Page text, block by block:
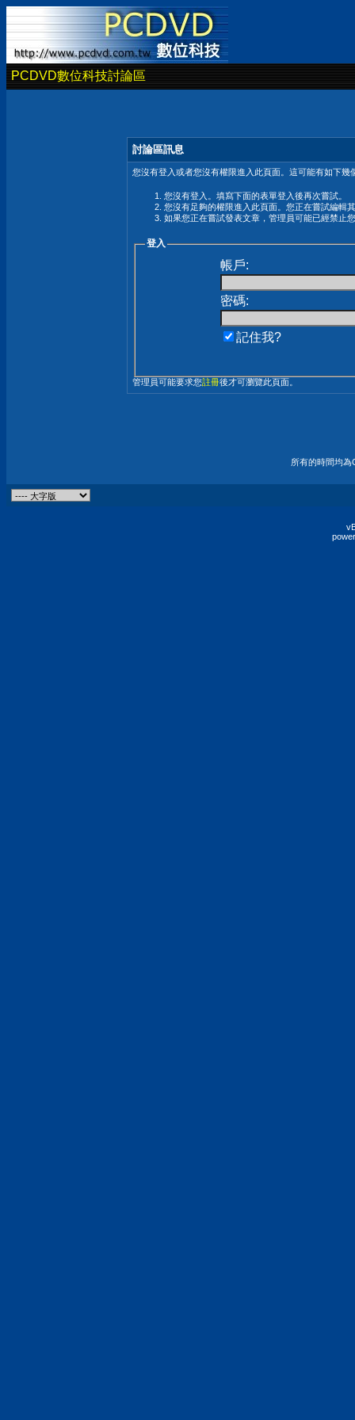
PCDVD數位科技討論區
討論區訊息
您沒有登入或者您沒有權限進入此頁面。這可能有如下幾
您沒有登入。填寫下面的表單登入後再次嘗試。
您沒有足夠的權限進入此頁面。您正在嘗試編輯
如果您正在嘗試發表文章，管理員可能已經禁止
登入
帳戶:
密碼:
記住我?
管理員可能要求您註冊後才可瀏覽此頁面。
所有的時間均為